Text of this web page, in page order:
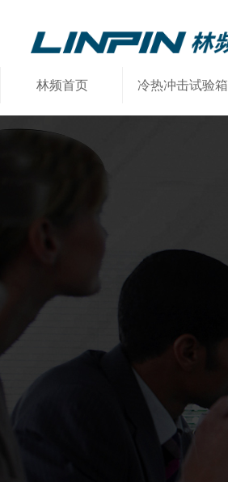
林频首页 冷热冲击试验箱